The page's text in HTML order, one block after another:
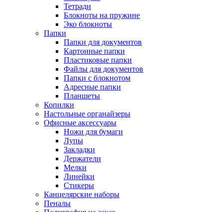
Тетради
Блокноты на пружине
Эко блокноты
Папки
Папки для документов
Картонные папки
Пластиковые папки
Файлы для документов
Папки с блокнотом
Адресные папки
Планшеты
Копилки
Настольные органайзеры
Офисные аксессуары
Ножи для бумаги
Лупы
Закладки
Держатели
Мелки
Линейки
Стикеры
Канцелярские наборы
Пеналы